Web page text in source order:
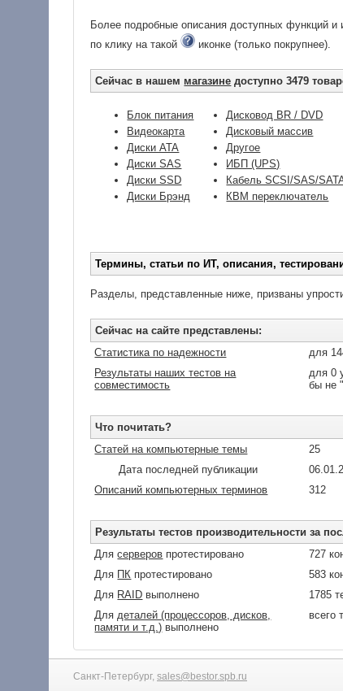
Более подробные описания доступных функций и
по клику на такой
иконке (только покрупнее).
Сейчас в нашем магазине доступно 3479
Блок питания
Видеокарта
Диски ATA
Диски SAS
Диски SSD
Диски Брэнд
Дисковод BR / DVD
Дисковый массив
Другое
ИБП (UPS)
Кабель SCSI/SAS/
КВМ переключатель
Термины, статьи по ИТ, описания,
Разделы, представленные ниже, призваны
Сейчас на сайте представлены:
Статистика по надежности
для
Результаты наших тестов на
совместимость
для 0
бы не
Что почитать?
Статей на компьютерные темы
25
Дата последней публикации
Описаний компьютерных терминов
312
Результаты тестов производительности за
Длясерверов протестировано
727
Для ПК протестировано
583
Для RAID выполнено
1785
Для деталей (процессоров, дисков,
памяти и т.д.) выполнено
всего
Санкт-Петербург, sales@bestor.spb.ru